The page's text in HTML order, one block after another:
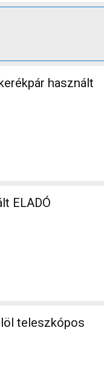
használt
ELADÓ
teleszkópos